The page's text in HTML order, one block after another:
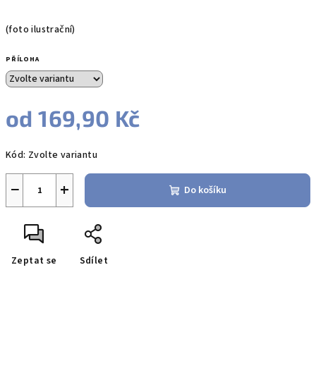
(foto ilustrační)
PŘÍLOHA
od169,90 Kč
cena:
Kód: Zvolte variantu
+
− Do košíku
Zeptat se Sdílet